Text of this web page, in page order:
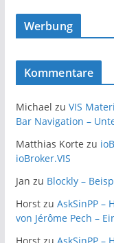
Werbung
Kommentare
Michael zu VIS
Bar Navigation –
Matthias Korte zu
ioBroker.VIS
Jan zu Blockly –
Horstzu AskSinPP –
von Jérôme Pech –